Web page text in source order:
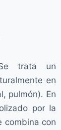
Se trata un
en
pulmón). En
por la
combina con